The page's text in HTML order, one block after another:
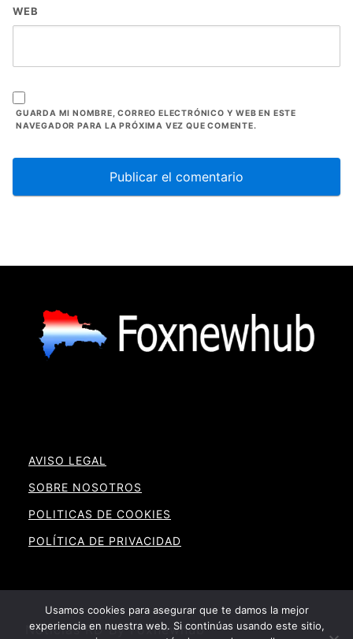
WEB
GUARDA MI NOMBRE, CORREO ELECTRÓNICO Y WEB EN ESTE
NAVEGADOR PARA LA PRÓXIMA VEZ QUE COMENTE.
AVISO LEGAL
SOBRE NOSOTROS
POLITICAS DE COOKIES
POLÍTICA DE PRIVACIDAD
Noticias RD By Foxnewhub
Usamos cookies para asegurar que te damos la mejor
experiencia en nuestra web. Si continúas usando este sitio,